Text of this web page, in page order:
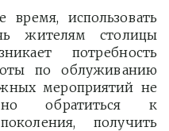
время, использовать
жителям столицы
потребность
по облуживанию
мероприятий не
обратиться к
получить